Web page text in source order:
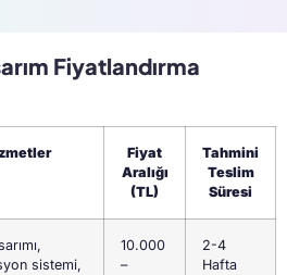
Fiyatlandırma
Fiyat
Aralığı
(TL)
Tahmini
Teslim
Süresi
sistemi,
10.000
–
2-4
Hafta